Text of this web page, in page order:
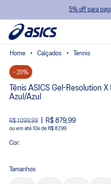
5% off para
Calçados Tennis
- 20%
Tênis ASICS Gel-Resolution
Azul/Azul
R$ 1.099,99 R$ 879,99
ou 10xde R$ 87,99
Cor:
Tamanhos